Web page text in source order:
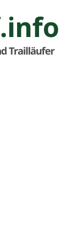
Trailläufer